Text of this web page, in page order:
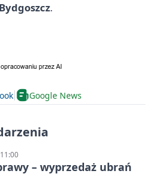
.
Google News
– wyprzedaż ubrań